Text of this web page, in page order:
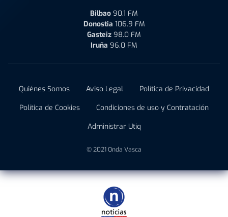
Bilbao 90.1 FM
Donostia 106.9 FM
Gasteiz 98.0 FM
Iruña 96.0 FM
Quiénes Somos Aviso Legal
Política de Privacidad
Política de Cookies
Condiciones de uso y Contratación
Administrar Utiq
© 2021 Onda Vasca